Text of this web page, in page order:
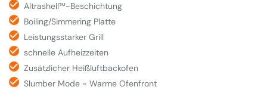
Altrashell™-Beschichtung
Boiling/Simmering Platte
Leistungsstarker Grill
schnelle Aufheizzeiten
Zusätzlicher Heißluftbackofen
Slumber Mode = Warme Ofenfront